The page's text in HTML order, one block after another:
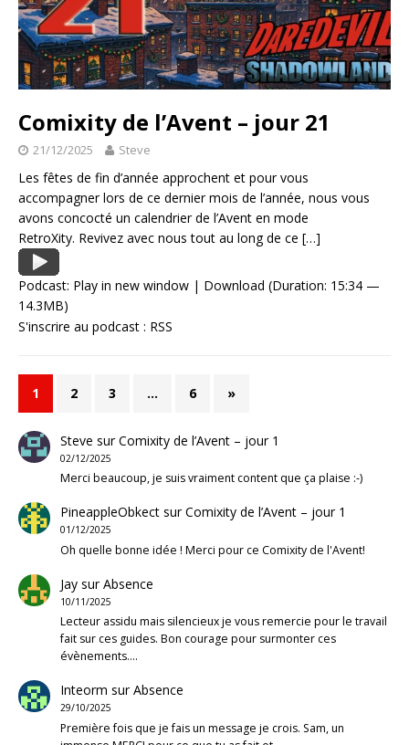
Comixity de l’Avent – jour 21
21/12/2025 Steve
Les fêtes de fin d’année approchent et pour vous
accompagner lors de ce dernier mois de l’année, nous vous
avons concocté un calendrier de l’Avent en mode
RetroXity. Revivez avec nous tout au long de ce […]
Podcast: Play in new window | Download (Duration: 15:34 —
14.3MB)
S'inscrire au podcast : RSS
1 2 3 … 6 »
Steve surComixity de l’Avent – jour 1
02/12/2025
Merci beaucoup, je suis vraiment content que ça plaise :-)
PineappleObkectsurComixity de l’Avent – jour 1
01/12/2025
Oh quelle bonne idée ! Merci pour ce Comixity de l'Avent!
JaysurAbsence
10/11/2025
Lecteur assidu mais silencieux je vous remercie pour le travail
fait sur ces guides. Bon courage pour surmonter ces
évènements.…
Inteorm surAbsence
29/10/2025
Première fois que je fais un message je crois. Sam, un